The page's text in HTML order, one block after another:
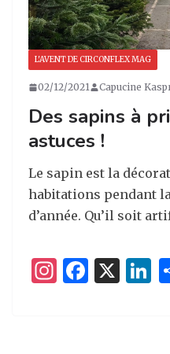
L'AVENT DE CIRCONFLEX MAG
02/12/2021 Capucine
Des sapins à
astuces !
Le sapin est la
habitations pendant
d’année. Qu’il soit
I
F
X